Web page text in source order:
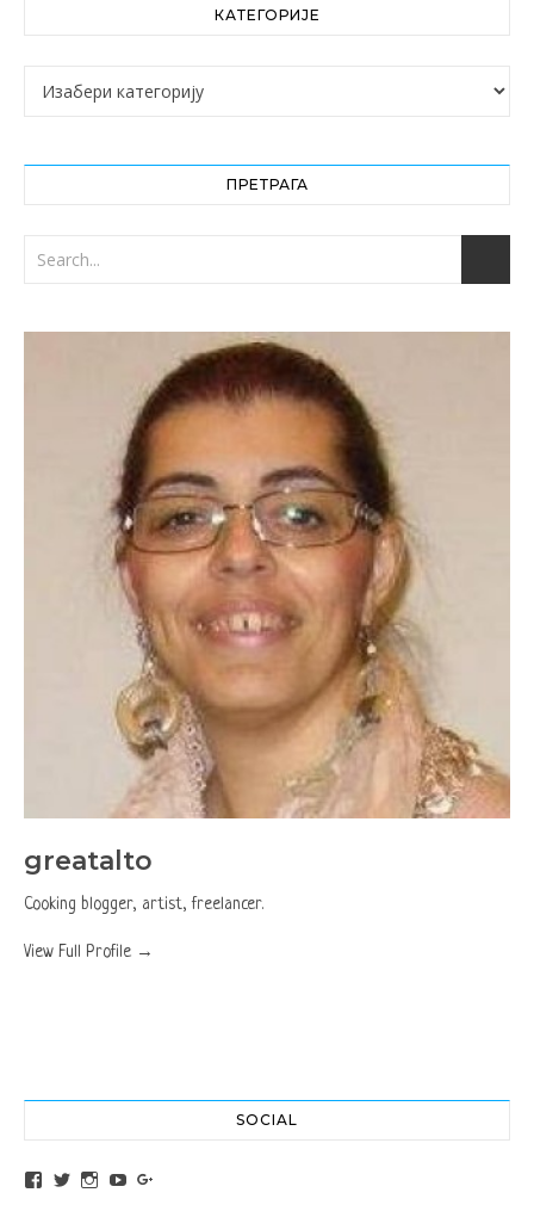
КАТЕГОРИЈЕ
Категорије
ПРЕТРАГА
greatalto
Cooking blogger, artist, freelancer.
View Full Profile →
SOCIAL
View altochef’s profile on Facebook
View jovancica73’s profile on Twitter
View jovancica73’s profile on Instagram
View jovancica73’s profile on YouTube